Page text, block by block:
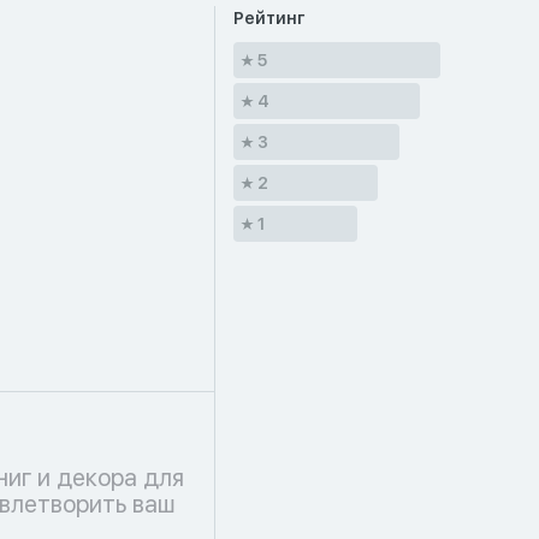
Рейтинг
5
4
3
2
1